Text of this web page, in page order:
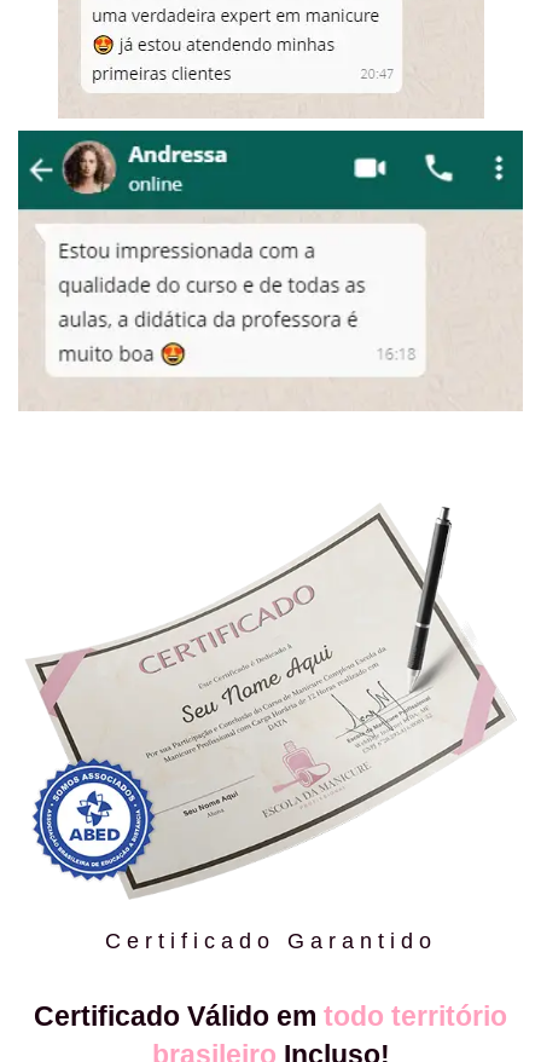
Certificado Garantido
Certificado Válido em todo território
brasileiro Incluso!